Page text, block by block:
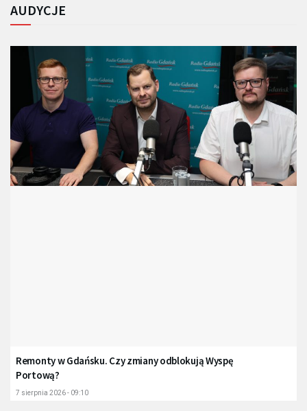
AUDYCJE
Remonty w Gdańsku. Czy zmiany odblokują Wyspę
Portową?
7 sierpnia 2026 - 09:10